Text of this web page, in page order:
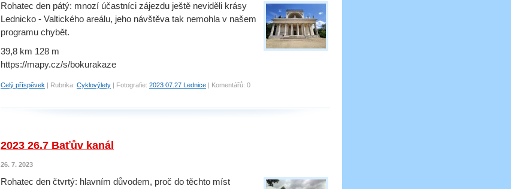
Rohatec den pátý: mnozí účastníci zájezdu ještě neviděli krásy
Lednicko - Valtického areálu, jeho návštěva tak nemohla v našem
programu chybět.
39,8 km 128 m
https://mapy.cz/s/bokurakaze
Celý příspěvek | Rubrika: Cyklovýlety | Fotografie: 2023 07.27 Lednice | Komentářů: 0
2023 26.7 Baťův kanál
26. 7. 2023
Rohatec den čtvrtý: hlavním důvodem, proč do těchto míst